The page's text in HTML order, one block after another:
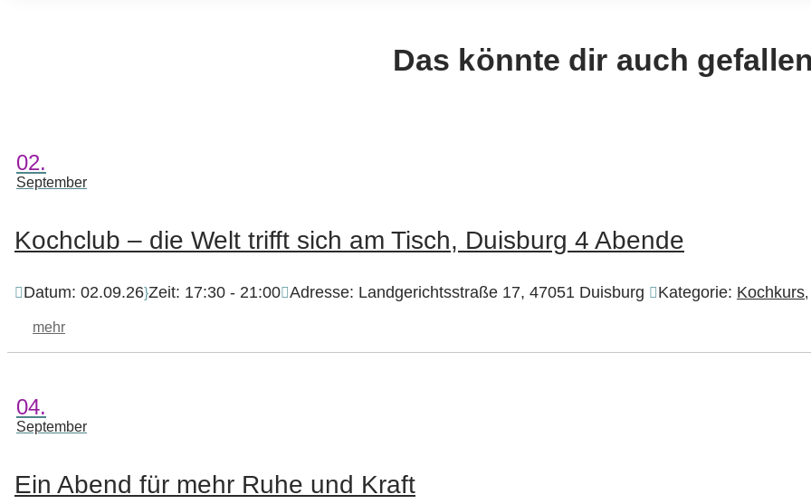
Das könnte dir auch
02.
September
Kochclub – die Welt trifft sich am Tisch, Duisburg 4 Abende
Datum: 02.09.26 Zeit: 17:30 - 21:00 Adresse: Landgerichtsstraße 17, 47051 Duisburg Kategorie: Kochkurs,
mehr
04.
September
Ein Abend für mehr Ruhe und Kraft